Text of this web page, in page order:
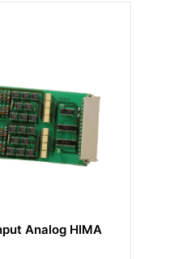
Analog HIMA